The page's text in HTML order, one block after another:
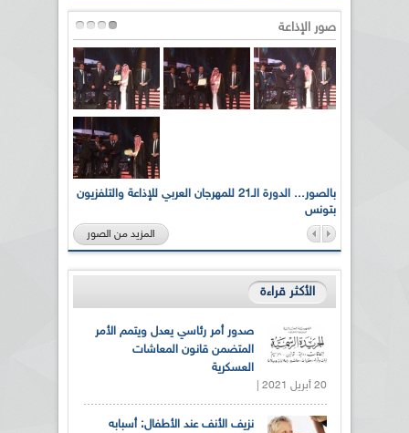
صور الإذاعة
بالصور... الدورة الـ21 للمهرجان العربي للإذاعة والتلفزيون
بتونس
المزيد من الصور
الأكثر قراءة
صدور أمر رئاسي يعدل ويتمم الأمر
المتضمن قانون المعاشات
العسكرية
20 أبريل 2021 |
نزيف الأنف عند الأطفال: أسبابه